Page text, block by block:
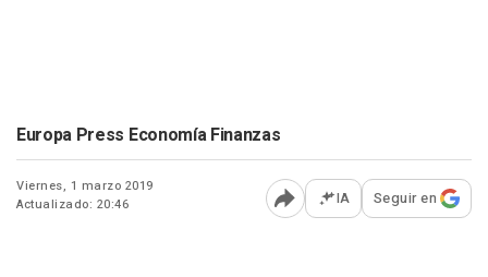
Europa Press Economía Finanzas
Viernes, 1 marzo 2019
Actualizado: 20:46
Abrir opciones para
IA Seguir en